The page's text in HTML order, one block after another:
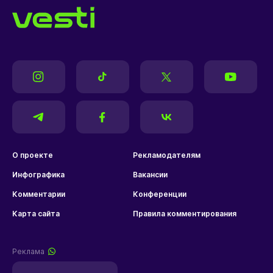
О проекте Рекламодателям
Инфографика Вакансии
Комментарии Конференции
Карта сайта Правила комментирования
Реклама